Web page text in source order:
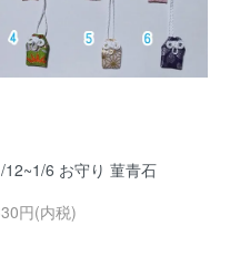
12~1/6 お守り 菫青石
円(内税)